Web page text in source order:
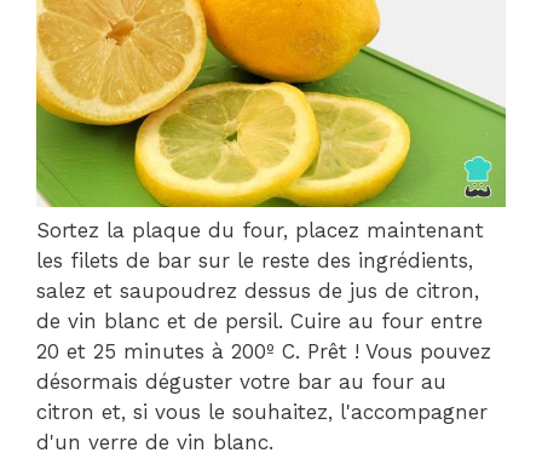
Sortez la plaque du four, placez maintenant
les filets de bar sur le reste des ingrédients,
salez et saupoudrez dessus de jus de citron,
de vin blanc et de persil. Cuire au four entre
20 et 25 minutes à 200º C. Prêt ! Vous pouvez
désormais déguster votre bar au four au
citron et, si vous le souhaitez, l'accompagner
d'un verre de vin blanc.